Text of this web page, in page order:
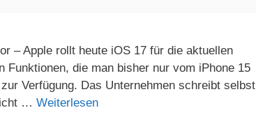
– Apple rollt heute iOS 17 für die aktuellen
Funktionen, die man bisher nur vom iPhone 15
Verfügung. Das Unternehmen schreibt selbst
… Weiterlesen